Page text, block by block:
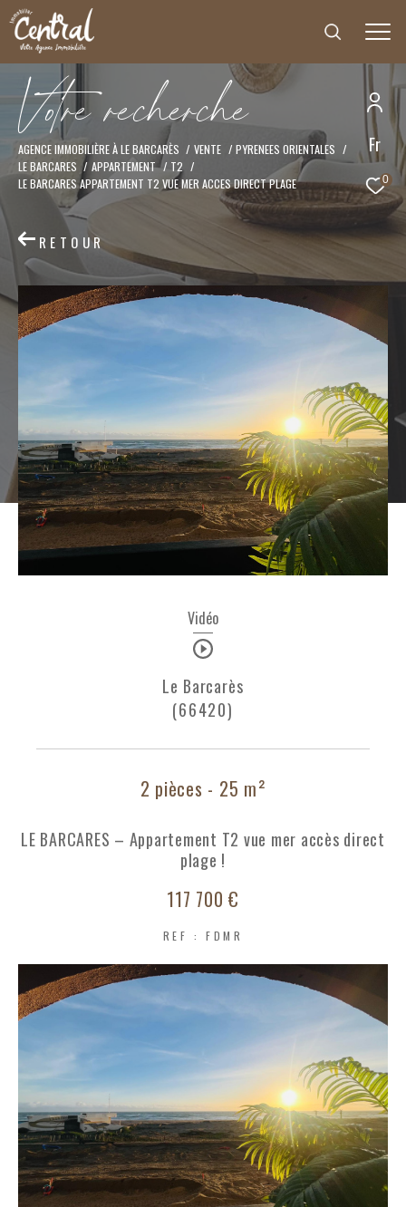
Fr
0
Votrerecherche
AGENCE IMMOBILIÈRE À LE BARCARÈS VENTE
PYRENEES ORIENTALES
LE BARCARES
APPARTEMENT
T2
LE BARCARES APPARTEMENT T2 VUE MER ACCES DIRECT PLAGE
RETOUR
Vidéo
Le Barcarès
(66420)
2 pièces - 25 m²
LE BARCARES – Appartement T2 vue mer accès direct
plage !
117 700 €
REF : FDMR
Effectuer une recherche
et trouver le bien qui correspond à vos critères
Type
d'offre
Vente
Type
de
bien
Type de bien
Budget
Budget
Surface
Surface
Pièces
AFFINER LES CRITÈRES
PARKING
FILTRER PAR
COUPS DE COEUR EXCLUSIVITÉS
RECHERCHER